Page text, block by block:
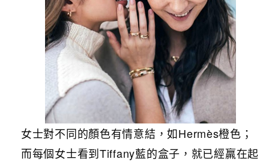
女士對不同的顏色有情意結，如Hermès橙色；
而每個女士看到Tiffany藍的盒子，就已經羸在起